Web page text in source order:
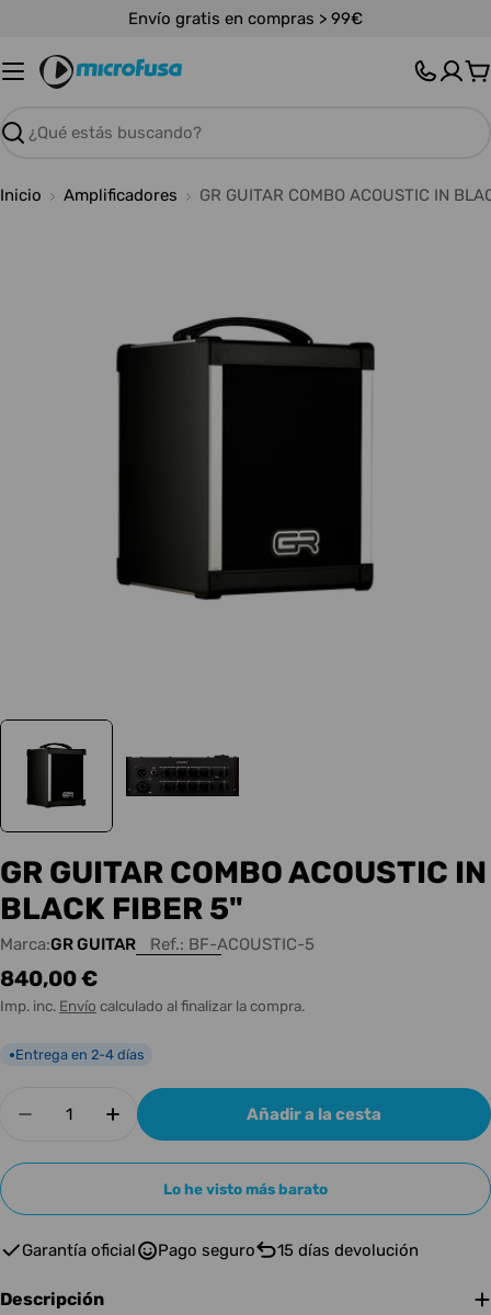
contenido
Envío gratis en compras > 99€
Buscar
Inicio Amplificadores GR GUITAR COMBO ACOUSTIC IN
GR GUITAR COMBO ACOUSTIC IN
BLACK FIBER 5"
Marca:GR GUITAR Ref.: BF-ACOUSTIC-5
Precio
habitual
840,00 €
Imp. inc. Envío calculado al finalizar la compra.
●Entrega en 2-4 días
Disminuir cantidad para GR GUITAR COMBO
Aumentar cantidad para GR GUITAR
Añadir a la cesta
Lo he visto más barato
Garantía oficial Pago seguro 15 días devolución
Descripción